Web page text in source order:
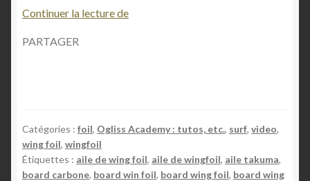
Continuer la lecture deL
o
l
PARTAGER
Catégories : foil, Ogliss Academy : tutos, etc., surf, video,
wing foil, wingfoil
Étiquettes : aile de wing foil, aile de wingfoil, aile takuma,
board carbone, board win foil, board wing foil, board wing